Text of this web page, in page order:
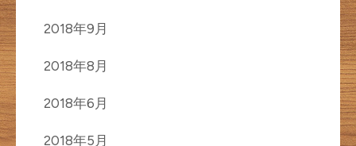
2018年9月
2018年8月
2018年6月
2018年5月